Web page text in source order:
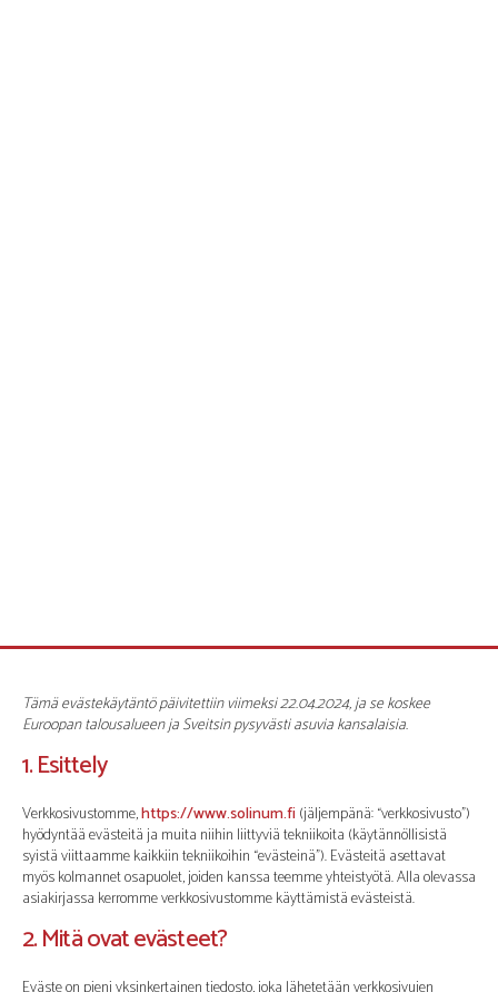
Tämä evästekäytäntö päivitettiin viimeksi 22.04.2024, ja se koskee
Euroopan talousalueen ja Sveitsin pysyvästi asuvia kansalaisia.
1. Esittely
Verkkosivustomme,https://www.solinum.fi (jäljempänä: “verkkosivusto”)
hyödyntää evästeitä ja muita niihin liittyviä tekniikoita (käytännöllisistä
syistä viittaamme kaikkiin tekniikoihin “evästeinä”). Evästeitä asettavat
myös kolmannet osapuolet, joiden kanssa teemme yhteistyötä. Alla olevassa
asiakirjassa kerromme verkkosivustomme käyttämistä evästeistä.
2. Mitä ovat evästeet?